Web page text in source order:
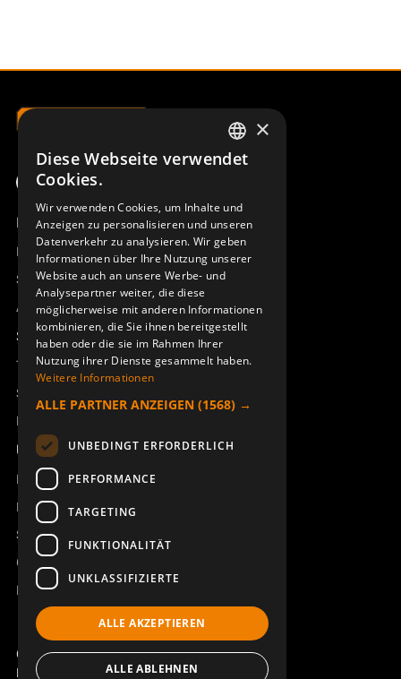
Produktübersicht
Remotus
Sesam
Access_Ctrl
Support
Technischer Support
Service buchen
Handbücher und Videoanleitungen
Über Åkerströms
Kontakt
Neuigkeiten
Sicherheit und Richtlinien
Geschäftsbedingungen
REACH
Copyright ©2026 Åkerströms. All rights reserved.
Björbovägen 143, 786 97 Björbo.
SWEDISH
DEUTSCH
×
Diese Webseite verwendet
Cookies.
Wir verwenden Cookies, um Inhalte und
Anzeigen zu personalisieren und unseren
Datenverkehr zu analysieren. Wir geben
Informationen über Ihre Nutzung unserer
Website auch an unsere Werbe- und
Analysepartner weiter, die diese
möglicherweise mit anderen Informationen
kombinieren, die Sie ihnen bereitgestellt
haben oder die sie im Rahmen Ihrer
Nutzung ihrer Dienste gesammelt haben.
Weitere Informationen
ALLE PARTNER ANZEIGEN (1568) →
UNBEDINGT ERFORDERLICH
PERFORMANCE
TARGETING
FUNKTIONALITÄT
UNKLASSIFIZIERTE
ALLE AKZEPTIEREN
ALLE ABLEHNEN